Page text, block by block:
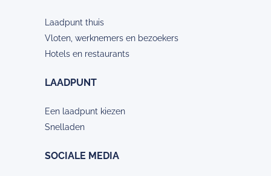
Laadpunt thuis
Vloten, werknemers en bezoekers
Hotels en restaurants
LAADPUNT
Een laadpunt kiezen
Snelladen
SOCIALE MEDIA